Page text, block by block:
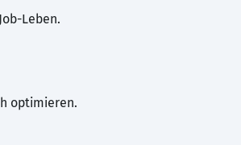
Leben.
optimieren.